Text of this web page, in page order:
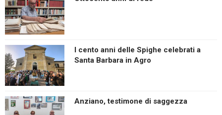
I cento anni delle Spighe celebrati a
Santa Barbara in Agro
Anziano, testimone di saggezza